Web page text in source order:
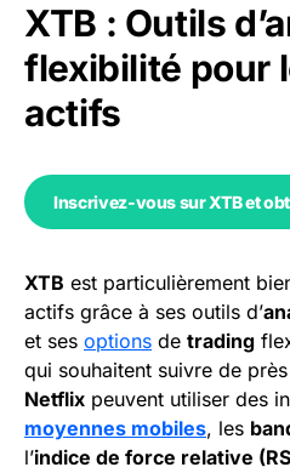
XTB : Outils
flexibilité pour
actifs
Inscrivez-vous sur XTB et
XTB est particulièrement
actifs grâce à ses outils d’
et ses options de trading
qui souhaitent suivre de
Netflix peuvent utiliser des
moyennes mobiles, les
l’indice de force relative